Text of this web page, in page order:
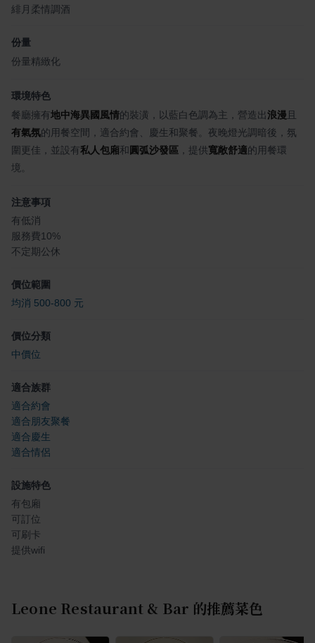
緋月柔情調酒
份量
份量精緻化
環境特色
餐廳擁有地中海異國風情的裝潢，以藍白色調為主，營造出浪漫 且
有氣氛的用餐空間，適合約會、慶生和聚餐。夜晚燈光調暗後，氛
圍更佳，並設有私人包廂和 圓弧沙發區 ，提供寬敞舒適的用餐環
境。
注意事項
有低消
服務費10%
不定期公休
價位範圍
均消 500-800 元
價位分類
中價位
適合族群
適合約會
適合朋友聚餐
適合慶生
適合情侶
設施特色
有包廂
可訂位
可刷卡
提供wifi
Leone Restaurant & Bar 的推薦菜色